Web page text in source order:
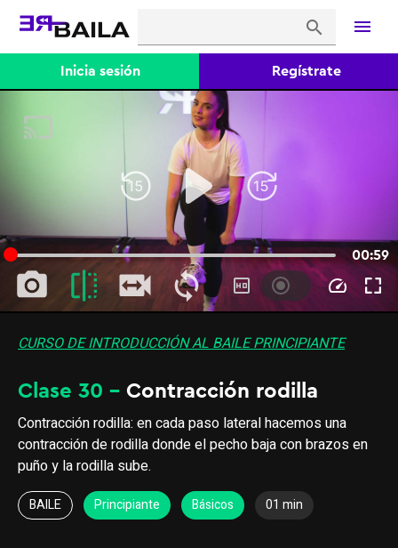
search menu
Inicia sesión Regístrate
CURSO DE INTRODUCCIÓN AL BAILE PRINCIPIANTE
Clase 30 - Contracción rodilla
Contracción rodilla: en cada paso lateral hacemos una
contracción de rodilla donde el pecho baja con brazos en
puño y la rodilla sube.
BAILE Principiante Básicos 01 min